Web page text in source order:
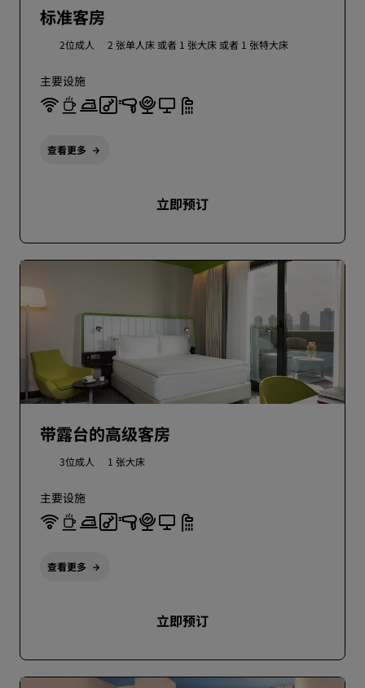
标准客房
2位成人 2 张单人床 或者 1 张大床 或者 1 张特大床
主要设施
查看更多
立即预订
带露台的高级客房
3位成人 1 张大床
主要设施
查看更多
立即预订